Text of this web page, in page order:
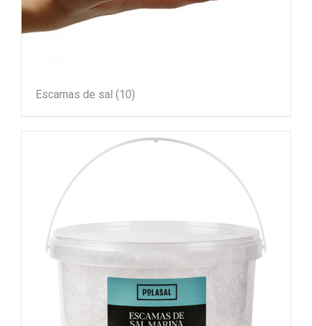
Escamas de sal (10)